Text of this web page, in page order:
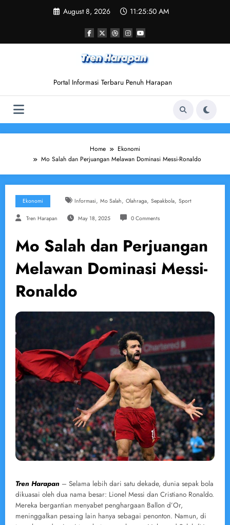
August 8, 2026 11:25:51 AM
Portal Informasi Terbaru Penuh Harapan
Home
Ekonomi
Mo Salah dan Perjuangan Melawan Dominasi Messi-Ronaldo
Ekonomi Informasi, Mo Salah, Olahraga, Sepakbola, Sport
Tren Harapan May 18, 2025 0 Comments
Mo Salah dan Perjuangan
Melawan Dominasi Messi-
Ronaldo
Tren Harapan – Selama lebih dari satu dekade, dunia sepak bola
dikuasai oleh dua nama besar: Lionel Messi dan Cristiano Ronaldo.
Mereka bergantian menyabet penghargaan Ballon d’Or,
meninggalkan pesaing lain hanya sebagai penonton. Namun, di